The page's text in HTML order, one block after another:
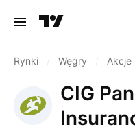
Rynki Węgry Akcje
CIG